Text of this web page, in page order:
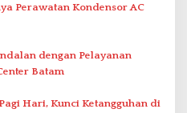
Perawatan Kondensor AC
dengan Pelayanan
Batam
Hari, Kunci Ketangguhan di